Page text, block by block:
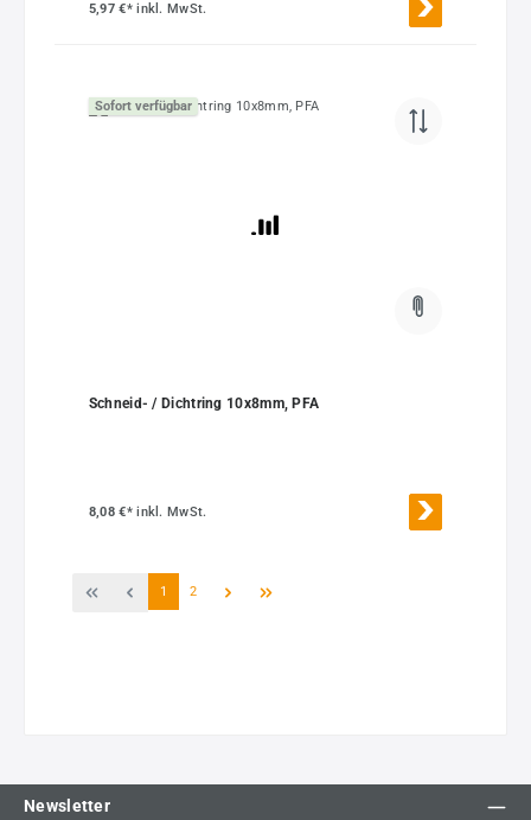
5,97 €*inkl. MwSt.
Sofort verfügbar
Schneid- / Dichtring 10x8mm, PFA
8,08 €*inkl. MwSt.
Seite
1 Seite
2
Newsletter